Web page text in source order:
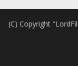
(C) Copyright